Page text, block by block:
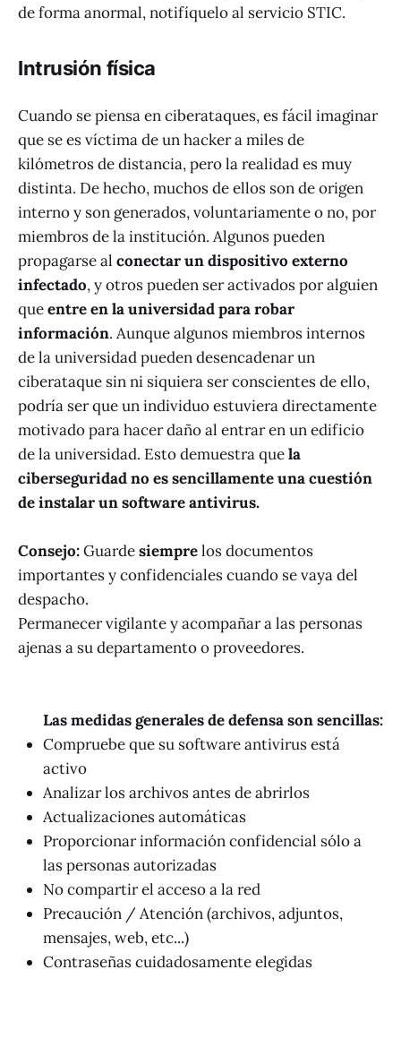
de forma anormal, notifíquelo al servicio STIC.
Intrusión física
Cuando se piensa en ciberataques, es fácil imaginar
que se es víctima de un hacker a miles de
kilómetros de distancia, pero la realidad es muy
distinta. De hecho, muchos de ellos son de origen
interno y son generados, voluntariamente o no, por
miembros de la institución. Algunos pueden
propagarse al conectar un dispositivo externo
infectado, y otros pueden ser activados por alguien
queentre en la universidad para robar
información. Aunque algunos miembros internos
de la universidad pueden desencadenar un
ciberataque sin ni siquiera ser conscientes de ello,
podría ser que un individuo estuviera directamente
motivado para hacer daño al entrar en un edificio
de la universidad. Esto demuestra quela
ciberseguridad no es sencillamente una cuestión
de instalar un software antivirus.
Consejo:Guardesiemprelos documentos
importantes y confidenciales cuando se vaya del
despacho.
Permanecer vigilante y acompañar a las personas
ajenas a su departamento o proveedores.
Las medidas generales de defensa son sencillas:
Compruebe que su software antivirus está
activo
Analizar los archivos antes de abrirlos
Actualizaciones automáticas
Proporcionar información confidencial sólo a
las personas autorizadas
No compartir el acceso a la red
Precaución / Atención (archivos, adjuntos,
mensajes, web, etc...)
Contraseñas cuidadosamente elegidas